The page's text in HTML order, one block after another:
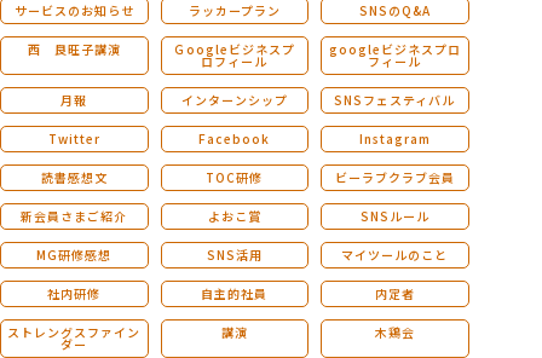
サービスのお知らせ ラッカープラン SNSのQ&A
西 良旺子講演 Ｇoogleビジネスプ
ロフィール
googleビジネスプロ
フィール
月報 インターンシップ SNSフェスティバル
Twitter Facebook Instagram
読書感想文 TOC研修 ビーラブクラブ会員
新会員さまご紹介 よおこ賞 SNSルール
MG研修感想 SNS活用 マイツールのこと
社内研修 自主的社員 内定者
ストレングスファイン
ダー
講演 木鶏会